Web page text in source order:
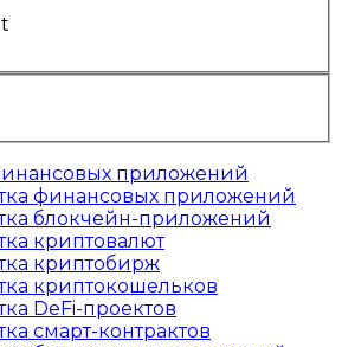
приложений
финансовых приложений
блокчейн-приложений
криптовалют
криптобирж
криптокошельков
DeFi-проектов
смарт-контрактов